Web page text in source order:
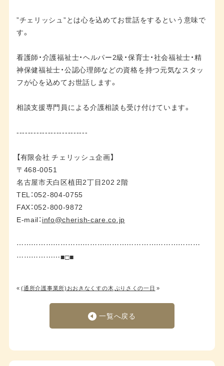
”チェリッシュ”とは心を込めてお世話をするという意味で
す。
看護師・介護福祉士・ヘルパー2級・保育士・社会福祉士・精
神保健福祉士・公認心理師などの資格を持つ元気なスタッ
フが心を込めてお世話します。
相談支援専門員による介護相談も受け付けています。
-------------------------
【有限会社 チェリッシュ企画】
〒468-0051
名古屋市天白区植田2丁目202 2階
TEL：052-804-0755
FAX：052-800-9872
E-mail： info@cherish-care.co.jp
…………………………………………………………………
………………■□■
«(通所介護事業所)おおきなくすの木ぷりさくの一日 »
一覧へ戻る